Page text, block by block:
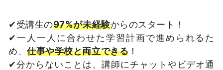
✔受講生の97%が未経験からのスタート！
✔一人一人に合わせた学習計画で進められるた
め、仕事や学校と両立できる ！
✔分からないことは、講師にチャットやビデオ通